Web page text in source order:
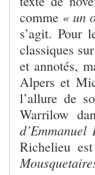
comme « un
s’agit. Pour
classiques
et annotés,
Alpers et
l’allure de
Warrilow
d’Emmanuel
Richelieu